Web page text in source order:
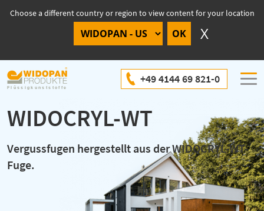
Choose a different country or region to view content for your location
+49 4144 69 821-0
WIDOCRYL-WT
Vergussfugen hergestellt aus der WIDOCRYL-WT-
Fuge.